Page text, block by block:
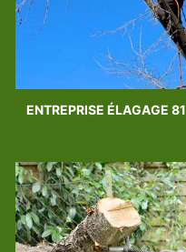
ENTREPRISE ÉLAGAGE 81